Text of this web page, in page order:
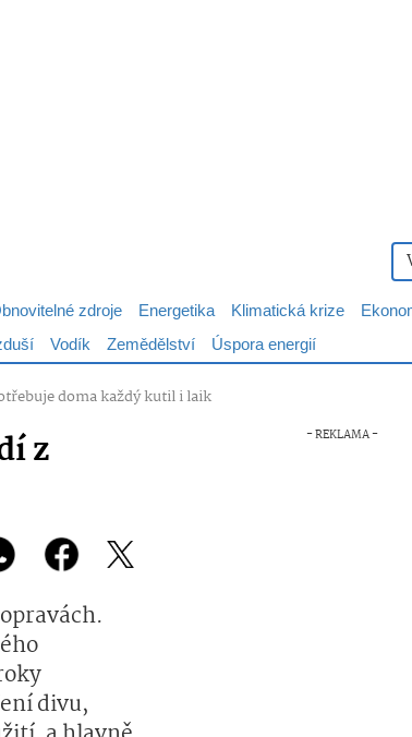
zdroje Energetika Klimatická krize
Vodík Zemědělství Úspora energií
doma každý kutil i laik
z
divu,